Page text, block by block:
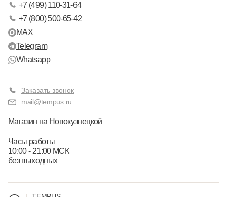
+7 (499) 110-31-64
+7 (800) 500-65-42
MAX
Telegram
Whatsapp
Заказать звонок
mail@tempus.ru
Магазин на Новокузнецкой
Часы работы
10:00 - 21:00 МСК
без выходных